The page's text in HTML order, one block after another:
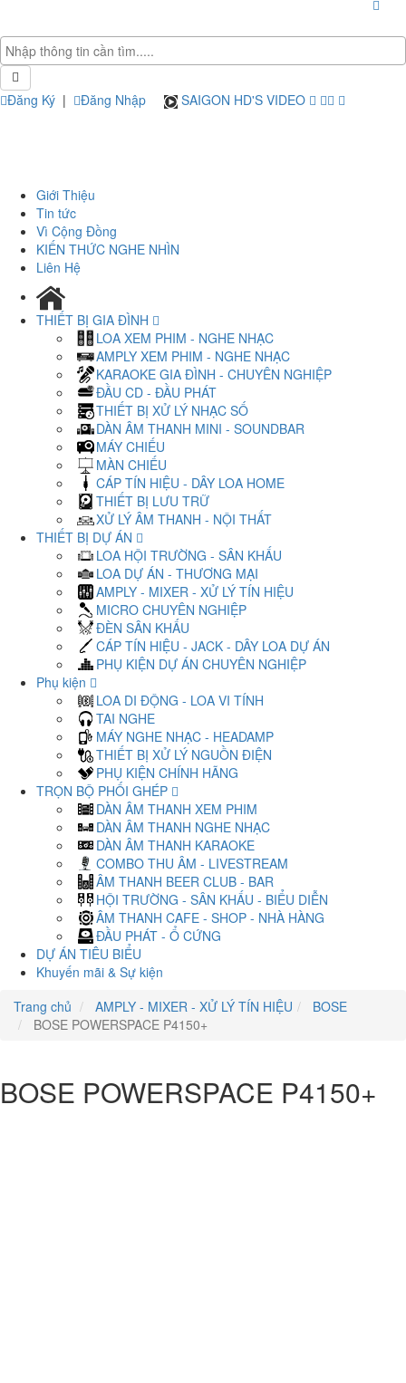
Đăng Ký | Đăng Nhập SAIGON HD'S VIDEO
Giới Thiệu
Tin tức
Vì Cộng Đồng
KIẾN THỨC NGHE NHÌN
Liên Hệ
THIẾT BỊ GIA ĐÌNH
LOA XEM PHIM - NGHE NHẠC
AMPLY XEM PHIM - NGHE NHẠC
KARAOKE GIA ĐÌNH - CHUYÊN NGHIỆP
ĐẦU CD - ĐẦU PHÁT
THIẾT BỊ XỬ LÝ NHẠC SỐ
DÀN ÂM THANH MINI - SOUNDBAR
MÁY CHIẾU
MÀN CHIẾU
CÁP TÍN HIỆU - DÂY LOA HOME
THIẾT BỊ LƯU TRỮ
XỬ LÝ ÂM THANH - NỘI THẤT
THIẾT BỊ DỰ ÁN
LOA HỘI TRƯỜNG - SÂN KHẤU
LOA DỰ ÁN - THƯƠNG MẠI
AMPLY - MIXER - XỬ LÝ TÍN HIỆU
MICRO CHUYÊN NGHIỆP
ĐÈN SÂN KHẤU
CÁP TÍN HIỆU - JACK - DÂY LOA DỰ ÁN
PHỤ KIỆN DỰ ÁN CHUYÊN NGHIỆP
Phụ kiện
LOA DI ĐỘNG - LOA VI TÍNH
TAI NGHE
MÁY NGHE NHẠC - HEADAMP
THIẾT BỊ XỬ LÝ NGUỒN ĐIỆN
PHỤ KIỆN CHÍNH HÃNG
TRỌN BỘ PHỐI GHÉP
DÀN ÂM THANH XEM PHIM
DÀN ÂM THANH NGHE NHẠC
DÀN ÂM THANH KARAOKE
COMBO THU ÂM - LIVESTREAM
ÂM THANH BEER CLUB - BAR
HỘI TRƯỜNG - SÂN KHẤU - BIỂU DIỄN
ÂM THANH CAFE - SHOP - NHÀ HÀNG
ĐẦU PHÁT - Ổ CỨNG
DỰ ÁN TIÊU BIỂU
Khuyến mãi & Sự kiện
Trang chủ
AMPLY - MIXER - XỬ LÝ TÍN HIỆU
BOSE
BOSE POWERSPACE P4150+
BOSE POWERSPACE P4150+